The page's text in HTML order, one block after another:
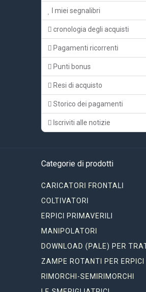
I miei segnalibri
cronologia degli acquisti
Pagamenti ricorrenti
Punti bonus
Resi di acquisto
Storico dei pagamenti
Iscriviti alle notizie
Categorie di prodotti
CARICATORI FRONTALI
COLTIVATORI
ERPICI PRIMAVERILI
MANIPOLATORI
DOWNLOAD (PALE) PER
ZAMPE ROTANTI PER ERPICI
RIMORCHI-SEMIRIMORCHI